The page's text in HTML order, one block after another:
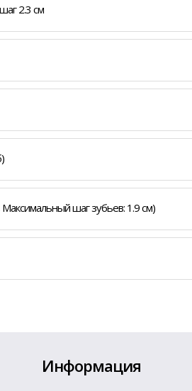
2.3 см
шаг зубьев: 1.9 см)
Информация